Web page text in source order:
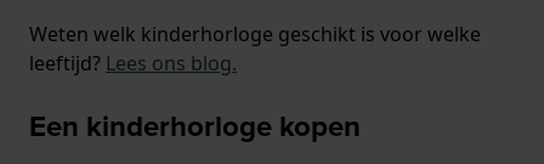
Weten welk kinderhorloge geschikt is voor welke
leeftijd? Lees ons blog.
Een kinderhorloge kopen